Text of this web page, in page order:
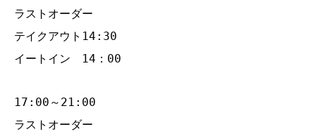
ラストオーダー
テイクアウト14:30
イートイン 14：00
17:00～21:00
ラストオーダー